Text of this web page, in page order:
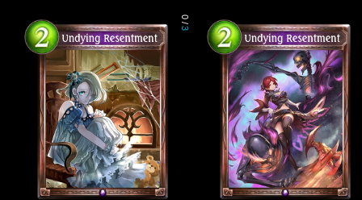
0
/
3